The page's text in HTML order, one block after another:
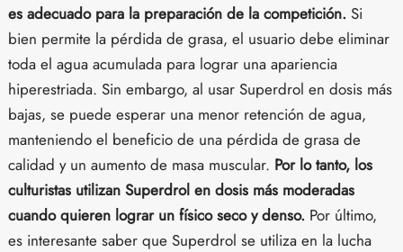
es adecuado para la preparación de la competición. Si
bien permite la pérdida de grasa, el usuario debe eliminar
toda el agua acumulada para lograr una apariencia
hiperestriada. Sin embargo, al usar Superdrol en dosis más
bajas, se puede esperar una menor retención de agua,
manteniendo el beneficio de una pérdida de grasa de
calidad y un aumento de masa muscular. Por lo tanto, los
culturistas utilizan Superdrol en dosis más moderadas
cuando quieren lograr un físico seco y denso. Por último,
es interesante saber que Superdrol se utiliza en la lucha